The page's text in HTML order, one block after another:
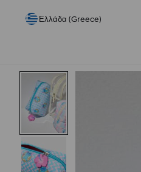
Ελλάδα (Greece)